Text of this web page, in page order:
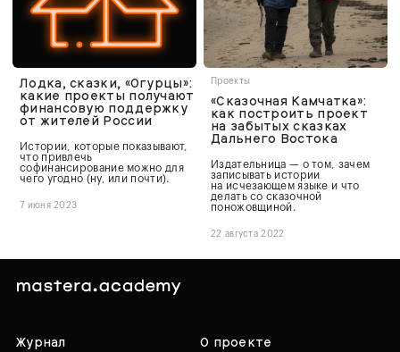
Лодка, сказки, «Огурцы»:
какие проекты получают
финансовую поддержку
от жителей России
Истории, которые показывают,
что привлечь
софинансирование можно для
чего угодно (ну, или почти).
7 июня 2023
Проекты
«Сказочная Камчатка»:
как построить проект
на забытых сказках
Дальнего Востока
Издательница — о том, зачем
записывать истории
на исчезающем языке и что
делать со сказочной
поножовщиной.
22 августа 2022
Журнал
О проекте